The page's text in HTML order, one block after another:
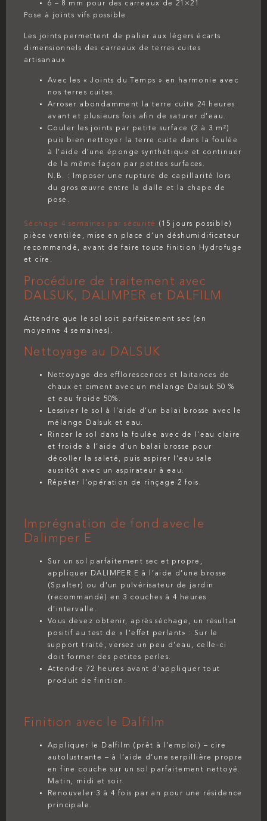
6 – 8 mm pour des carreaux de 21×21
Pose à joints vifs possible
Les joints permettent de palier aux légers écarts
dimensionnels des carreaux de terres cuites
artisanaux
Avec les « Joints du Temps » en harmonie avec
nos terres cuites.
Arroser abondamment la terre cuite 24 heures
avant et plusieurs fois afin de saturer d’eau.
Couler les joints par petite surface (2 à 3 m²)
puis bien nettoyer la terre cuite dans la foulée
à l’aide d’une éponge synthétique et continuer
de la même façon par petites surfaces.
N.B. : Imposer une rupture de capillarité lors
du gros œuvre entre la dalle et la chape de
pose.
Séchage 4 semaines par sécurité
(15 jours possible)
pièce ventilée, mise en place d’un déshumidificateur
recommandé, avant de faire toute finition Hydrofuge
et cire.
Procédure de traitement avec
DALSUK, DALIMPER et DALFILM
Attendre que le sol soit parfaitement sec (en
moyenne 4 semaines).
Nettoyage au DALSUK
Nettoyage des efflorescences et laitances de
chaux et ciment avec un mélange Dalsuk 50 %
et eau froide 50%.
Lessiver le sol à l’aide d’un balai brosse avec le
mélange Dalsuk et eau.
Rincer le sol dans la foulée avec de l’eau claire
et froide à l’aide d’un balai brosse pour
décoller la saleté, puis aspirer l’eau sale
aussitôt avec un aspirateur à eau.
Répéter l’opération de rinçage 2 fois.
Imprégnation de fond avec le
Dalimper E
Sur un sol parfaitement sec et propre,
appliquer
DALIMPER E à l’aide d’une brosse
(Spalter) ou d’un pulvérisateur de jardin
(recommandé) en 3 couches à 4 heures
d’intervalle.
Vous devez obtenir, après séchage, un résultat
positif au test de « l’effet perlant» : Sur le
support traité, versez un peu d’eau, celle-ci
doit former des petites perles.
Attendre 72 heures avant d’appliquer tout
produit de finition.
Finition avec le Dalfilm
Appliquer le Dalfilm (prêt à l’emploi) – cire
autolustrante – à l’aide d’une serpillière propre
en fine couche sur un sol parfaitement nettoyé.
Matin, midi et soir.
Renouveler 3 à 4 fois par an pour une résidence
principale.